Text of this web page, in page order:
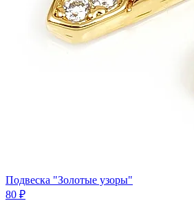
Подвеска "Золотые узоры"
80 ₽